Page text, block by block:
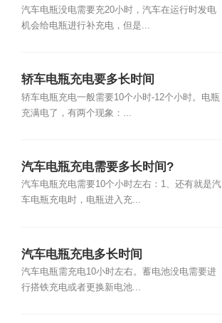
汽车电瓶没电需要充20小时，汽车在运行时发电
机会给电瓶进行补充电，但是...
轿车电瓶充电要多长时间
轿车电瓶充电一般需要10个小时-12个小时。电瓶
充满电了，有两个现象：...
汽车电瓶充电需要多长时间?
汽车电瓶充电需要10个小时左右：1、还有就是汽
车电瓶充电时，电瓶进入充...
汽车电瓶充电多长时间
汽车电瓶需充电10小时左右。蓄电池没电需要进
行搭铁充电或者更换新电池...